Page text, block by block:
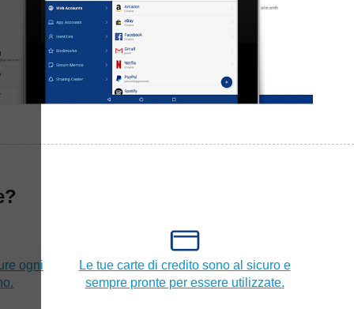
ogni
Le tue carte di credito sono al sicuro e
sempre pronte per essere utilizzate.